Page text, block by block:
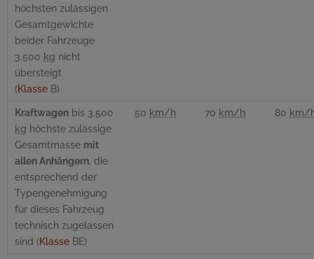
höchsten zulässigen
Gesamtgewichte
beider Fahrzeuge
3.500 kg nicht
übersteigt
(Klasse B)
Kraftwagen bis 3.500
kg höchste zulässige
Gesamtmasse mit
allen Anhängern, die
entsprechend der
Typengenehmigung
für dieses Fahrzeug
technisch zugelassen
sind (Klasse BE)
50 km/h 70 km/h 80 km/